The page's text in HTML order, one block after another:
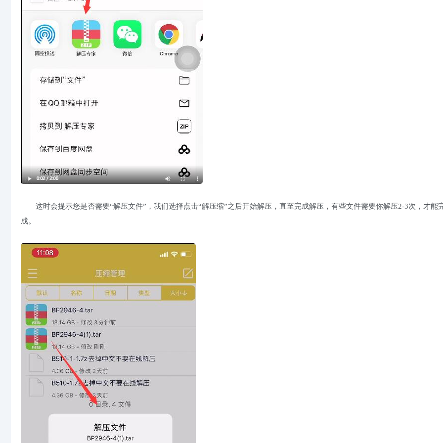
这时会提示您是否需要“解压文件”，我们选择点击“解压缩”之后开始解压，直至完成解压，有些文件需要你解压2-3次，才能
成。